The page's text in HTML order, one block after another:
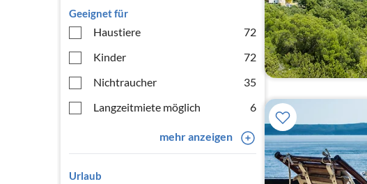
Geeignet für
Haustiere
72
Kinder
72
Nichtraucher
35
Langzeitmiete möglich
6
mehr anzeigen
Urlaub